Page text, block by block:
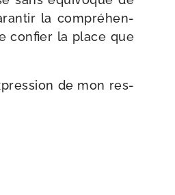
la com­pré­hen­
confier la place que
de mon res­